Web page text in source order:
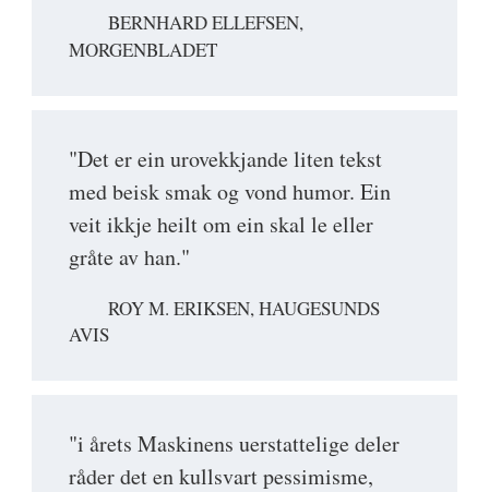
BERNHARD ELLEFSEN,
MORGENBLADET
"Det er ein urovekkjande liten tekst
med beisk smak og vond humor. Ein
veit ikkje heilt om ein skal le eller
gråte av han."
ROY M. ERIKSEN, HAUGESUNDS
AVIS
"i årets Maskinens uerstattelige deler
råder det en kullsvart pessimisme,